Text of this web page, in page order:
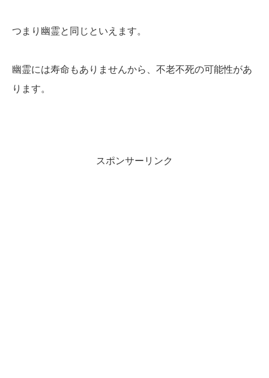
つまり幽霊と同じといえます。
幽霊には寿命もありませんから、不老不死の可能性があ
ります。
スポンサーリンク